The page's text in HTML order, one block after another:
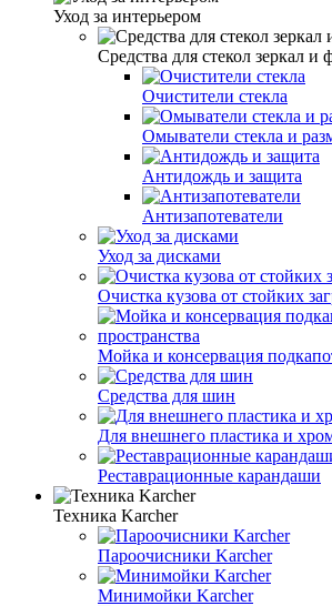
Уход за интерьером
Средства для стекол зеркал и
Очистители стекла
Омыватели стекла и
Антидождь и защита
Антизапотеватели
Уход за дисками
Очистка кузова от стойких
Мойка и консервация
Средства для шин
Для внешнего пластика и
Реставрационные карандаши
Техника Karcher
Пароочисники Karcher
Минимойки Karcher